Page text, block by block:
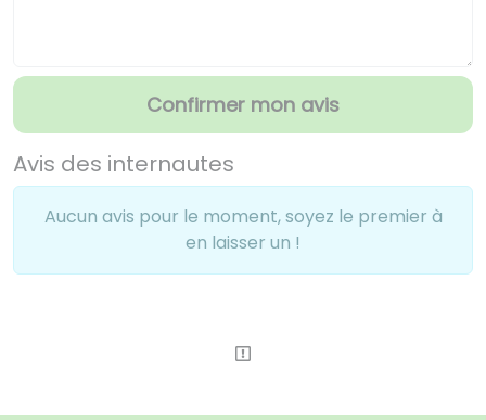
Confirmer mon avis
Avis des internautes
Aucun avis pour le moment, soyez le premier à
en laisser un !